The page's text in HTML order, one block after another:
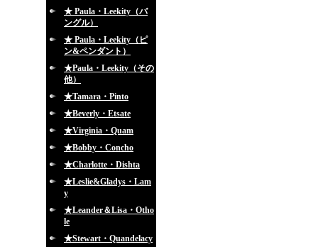
★ Paula・Leekity（バ
ングル）
★ Paula・Leekity（ピ
ン&ペンダント）
★Paula・Leekity（その
他）
★Tamara・Pinto
★Beverly・Etsate
★Virginia・Quam
★Bobby・Concho
★Charlotte・Dishta
★Leslie&Gladys・Lam
y
★Leander＆Lisa・Otho
le
★Stewart・Quandelacy